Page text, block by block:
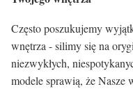
Często poszukujemy
wnętrza - silimy się na
niezwykłych,
modele sprawią, że Nasze